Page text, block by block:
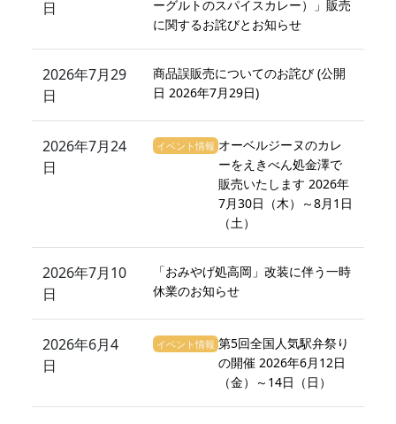
日
ーグルトのスパイスカレー）」販売
に関するお詫びとお知らせ
2026年7月29
日
商品誤販売についてのお詫び (公開
日 2026年7月29日)
2026年7月24
日
イベント情報 オーベルジーヌのカレ
ーをえきべん処金澤で
販売いたします 2026年
7月30日（木）～8月1日
（土）
2026年7月10
日
「おみやげ処高岡」改装に伴う一時
休業のお知らせ
2026年6月4
日
イベント情報 第5回全国人気駅弁祭り
の開催 2026年6月12日
（金）～14日（日）